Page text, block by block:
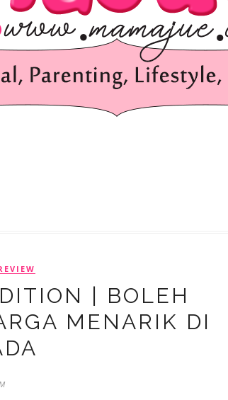
| BOLEH
MENARIK DI